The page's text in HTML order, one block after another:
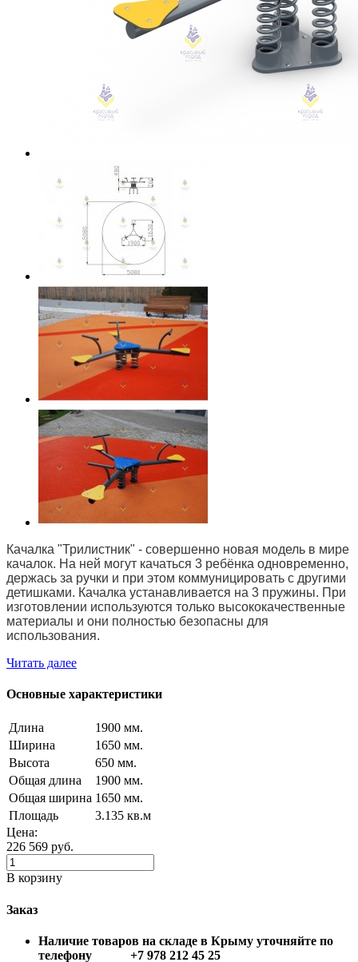
Качалка "Трилистник" - совершенно новая модель в мире
качалок. На ней могут качаться 3 ребёнка одновременно,
держась за ручки и при этом коммуницировать с другими
детишками. Качалка устанавливается на 3 пружины. При
изготовлении используются только высококачественные
материалы и они полностью безопасны для
использования.
Читать далее
Основные характеристики
Длина
1900 мм.
Ширина
1650 мм.
Высота
650 мм.
Общая длина
1900 мм.
Общая ширина 1650 мм.
Площадь
3.135 кв.м
Цена:
226 569 руб.
В корзину
Заказ
Наличие товаров на складе в Крыму уточняйте по
телефону +7 978 212 45 25